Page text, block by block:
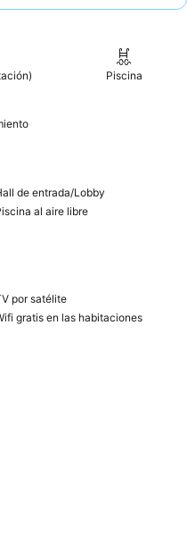
Piscina
de entrada/Lobby
al aire libre
por satélite
gratis en las habitaciones